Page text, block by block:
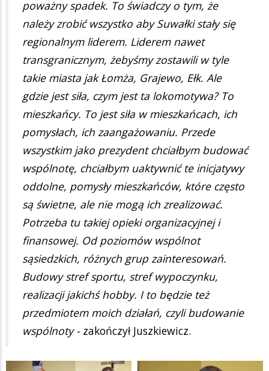
poważny spadek. To świadczy o tym, że
należy zrobić wszystko aby Suwałki stały się
regionalnym liderem. Liderem nawet
transgranicznym, żebyśmy zostawili w tyle
takie miasta jak Łomża, Grajewo, Ełk. Ale
gdzie jest siła, czym jest ta lokomotywa? To
mieszkańcy. To jest siła w mieszkańcach, ich
pomysłach, ich zaangażowaniu. Przede
wszystkim jako prezydent chciałbym budować
wspólnotę, chciałbym uaktywnić te inicjatywy
oddolne, pomysły mieszkańców, które często
są świetne, ale nie mogą ich zrealizować.
Potrzeba tu takiej opieki organizacyjnej i
finansowej. Od poziomów wspólnot
sąsiedzkich, różnych grup zainteresowań.
Budowy stref sportu, stref wypoczynku,
realizacji jakichś hobby. I to będzie też
przedmiotem moich działań, czyli budowanie
wspólnoty - zakończył Juszkiewicz.